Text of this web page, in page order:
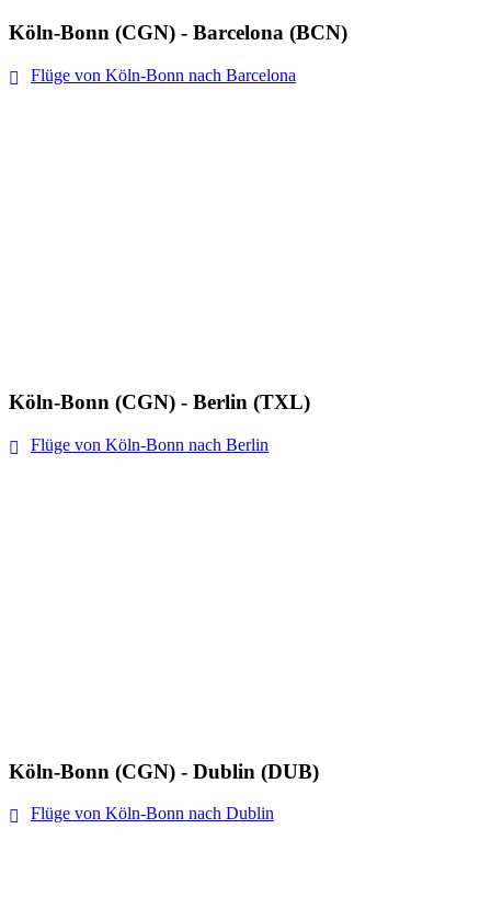
Köln-Bonn (CGN) - Barcelona (BCN)
Flüge von Köln-Bonn nach Barcelona
Köln-Bonn (CGN) - Berlin (TXL)
Flüge von Köln-Bonn nach Berlin
Köln-Bonn (CGN) - Dublin (DUB)
Flüge von Köln-Bonn nach Dublin